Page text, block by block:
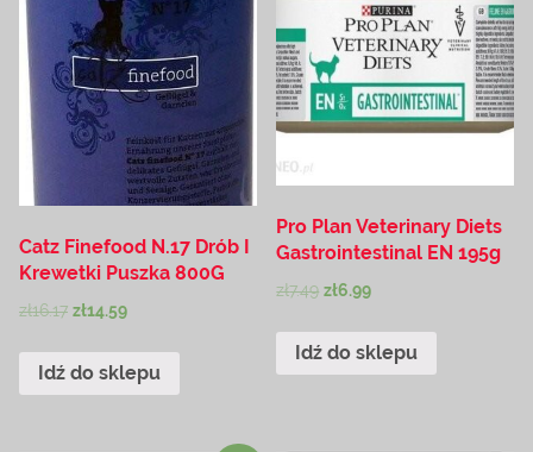
Catz Finefood N.17 Drób I
Krewetki Puszka 800G
zł16.17 zł14.59
Idź do sklepu
Pro Plan Veterinary Diets
Gastrointestinal EN 195g
zł7.49 zł6.99
Idź do sklepu